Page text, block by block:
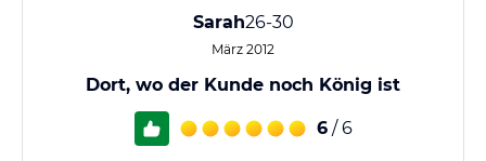
Sarah26-30
März 2012
Dort, wo der Kunde noch König ist
6 / 6